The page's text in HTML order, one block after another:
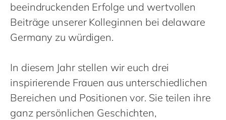
beeindruckenden Erfolge und wertvollen
Beiträge unserer Kolleginnen bei delaware
Germany zu würdigen.
In diesem Jahr stellen wir euch drei
inspirierende Frauen aus unterschiedlichen
Bereichen und Positionen vor. Sie teilen ihre
ganz persönlichen Geschichten,